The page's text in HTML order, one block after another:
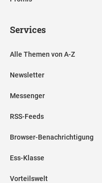
Services
Alle Themen von A-Z
Newsletter
Messenger
RSS-Feeds
Browser-Benachrichtigung
Ess-Klasse
Vorteilswelt